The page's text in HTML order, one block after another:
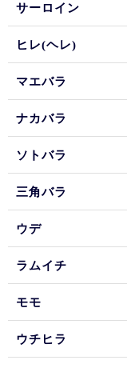
サーロイン
ヒレ(ヘレ)
マエバラ
ナカバラ
ソトバラ
三角バラ
ウデ
ラムイチ
モモ
ウチヒラ